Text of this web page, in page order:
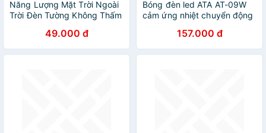
Năng Lượng Mặt Trời Ngoài
Trời Đèn Tường Không Thấm
Đèn Gia Dụng Đèn LED Sân
Vườn Đèn Tường
49.000 đ
Bóng đèn led ATA AT-09W
cảm ứng nhiệt chuyển động
chính hãng157.000 đ